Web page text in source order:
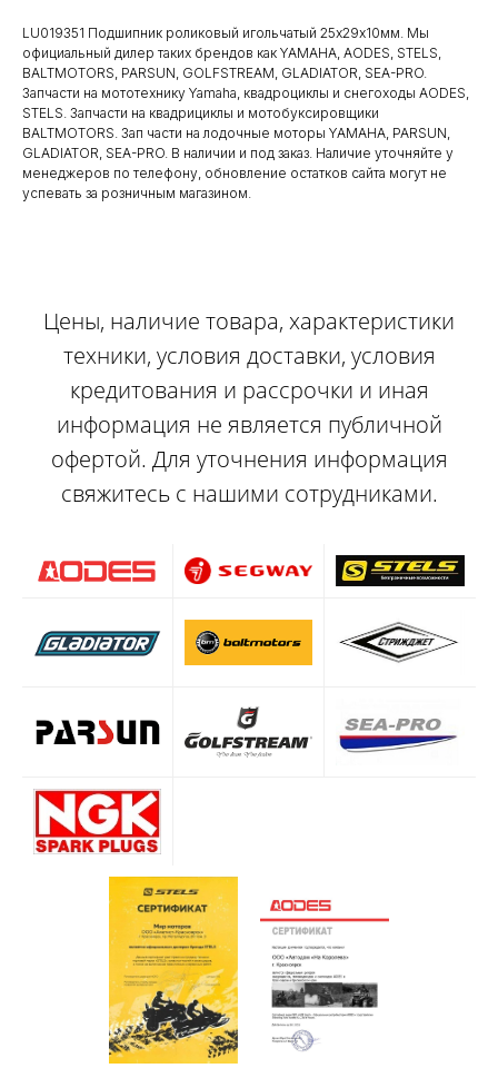
LU019351 Подшипник роликовый игольчатый 25х29х10мм. Мы
официальный дилер таких брендов как YAMAHA, AODES, STELS,
BALTMOTORS, PARSUN, GOLFSTREAM, GLADIATOR, SEA-PRO.
Запчасти на мототехнику Yamaha, квадроциклы и снегоходы AODES,
STELS. Запчасти на квадрициклы и мотобуксировщики
BALTMOTORS. Зап части на лодочные моторы YAMAHA, PARSUN,
GLADIATOR, SEA-PRO. В наличии и под заказ. Наличие уточняйте у
менеджеров по телефону, обновление остатков сайта могут не
успевать за розничным магазином.
Цены, наличие товара, характеристики
техники, условия доставки, условия
кредитования и рассрочки и иная
информация не является публичной
офертой. Для уточнения информация
свяжитесь с нашими сотрудниками.